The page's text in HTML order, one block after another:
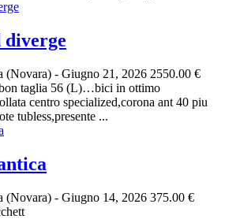
diverge
(Novara) - Giugno 21, 2026 2550.00 €
taglia 56 (L)…bici in ottimo
centro specialized,corona ant 40 piu
tubless,presente ...
(Novara) - Giugno 14, 2026 375.00 €